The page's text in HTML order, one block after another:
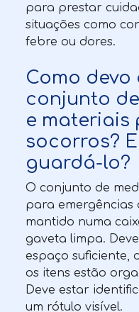
para prestar
situações como
febre ou dores.
Como
conjunto
e materiais
socorros?
guardá-lo?
O conjunto de
para emergências
mantido numa
gaveta limpa.
espaço suficiente,
os itens estão
Deve estar
um rótulo visível.